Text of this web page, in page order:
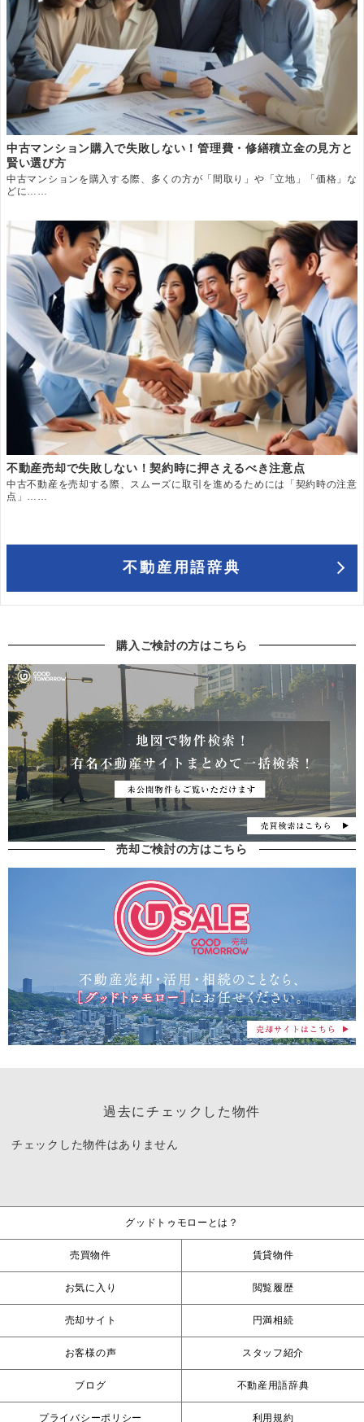
中古マンション購入で失敗しない！管理費・修繕積立金の見方と
賢い選び方
中古マンションを購入する際、多くの方が「間取り」や「立地」「価格」な
どに……
不動産売却で失敗しない！契約時に押さえるべき注意点
中古不動産を売却する際、スムーズに取引を進めるためには「契約時の注意
点」……
不動産用語辞典
購入ご検討の方はこちら
売却ご検討の方はこちら
過去にチェックした物件
チェックした物件はありません
グッドトゥモローとは？
売買物件 賃貸物件
お気に入り 閲覧履歴
売却サイト 円満相続
お客様の声 スタッフ紹介
ブログ 不動産用語辞典
プライバシーポリシー 利用規約